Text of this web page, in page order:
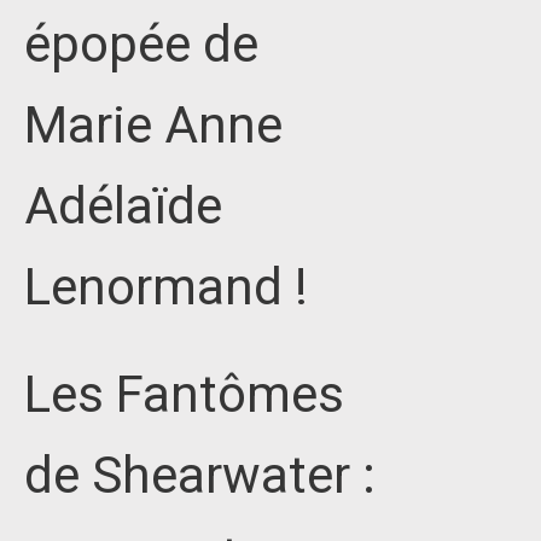
épopée de
Marie Anne
Adélaïde
Lenormand !
Les Fantômes
de Shearwater :